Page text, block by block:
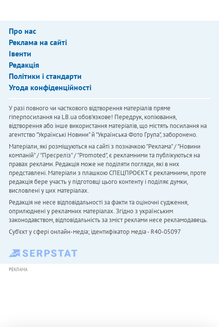
Про нас
Реклама на сайті
Івенти
Редакція
Політики і стандарти
Угода конфіденційності
У разі повного чи часткового відтворення матеріалів пряме
гіперпосилання на LB.ua обов'язкове! Передрук, копіювання,
відтворення або інше використання матеріалів, що містять посилання на
агентство "Українськi Новини" й "Українська Фото Група", заборонено.
Матеріали, які розміщуються на сайті з позначкою "Реклама" / "Новини
компаній" / "Пресреліз" / "Promoted", є рекламними та публікуються на
правах реклами. Редакція може не поділяти погляди, які в них
представлені. Матеріали з плашкою СПЕЦПРОЄКТ є рекламними, проте
редакція бере участь у підготовці цього контенту і поділяє думки,
висловлені у цих матеріалах.
Редакція не несе відповідальності за факти та оціночні судження,
оприлюднені у рекламних матеріалах. Згідно з українським
законодавством, відповідальність за зміст реклами несе рекламодавець.
Cуб'єкт у сфері онлайн-медіа; ідентифікатор медіа - R40-05097
РЕКЛАМА